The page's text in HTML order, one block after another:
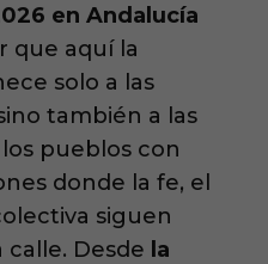
en Andalucía
que aquí la
solo a las
también a las
pueblos con
donde la fe, el
siguen
Desde la